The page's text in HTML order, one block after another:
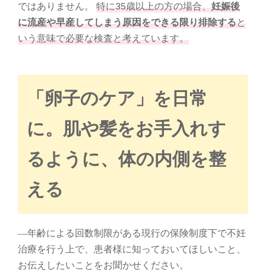
ではありません。
特に35歳以上の方の場合、 妊娠後
に流産や早産してしまう原因をできる限り排除すると
いう意味で必要な検査と考えています。
「卵子のケア」を日常
に。肌や髪をお手入れす
るように、体の内側を整
える
―年齢による回数制限がある現行の保険制度下で不妊
治療を行う上で、患者様に知っておいてほしいこと、
お伝えしたいことをお聞かせください。